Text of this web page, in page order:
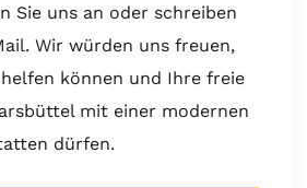
Sie uns an oder schreiben
Wir würden uns freuen,
können und Ihre freie
mit einer modernen
dürfen.